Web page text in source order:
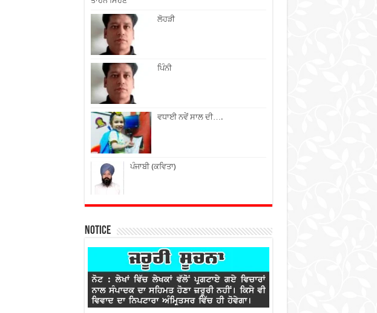
ਲੋਹੜੀ
ਪਿੰਨੀ
ਵਧਾਈ ਨਵੇਂ ਸਾਲ ਦੀ….
ਪੰਜਾਬੀ (ਕਵਿਤਾ)
Notice